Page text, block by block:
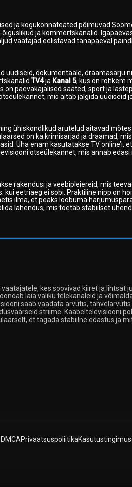
ja kogukonnateated põimuvad
ja kommertskanalid.
vaatajad eelistavad tänapäeval
uudiseid, dokumentaale, draamasarju
TV4ja Kanal 5, kus on rohkem
on päevakajalised saated, sport ja
mis aitab jälgida uudiseid
ühiskondlikud arutelud aitavad
on ka krimisarjad ja draamad,
Üha enam kasutatakse TV online’i,
otseülekannet, mis annab
rakendusi ja veebipleiereid, mis
eetriaeg ei sobi. Praktiline nipp on
ilma, et peaks loobuma
lahendus, mis toetab stabiilset
kes soovivad kiiret ja lihtsat
laia valiku telekanaleid ja
saab vaadata arvutis,
striime. Kaabeltelevisiooni
et tagada stabiilne edastus ja
DMCAPrivaatsuspoliitika